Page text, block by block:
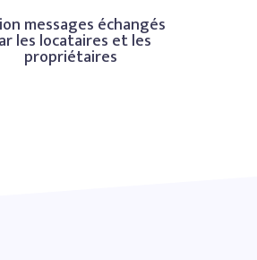
messages échangés
les locataires et les
propriétaires